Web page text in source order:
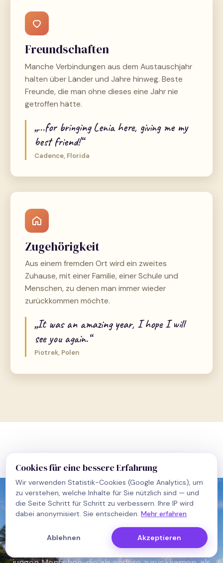
Freundschaften
Manche Verbindungen aus dem Austauschjahr
halten über Länder und Jahre hinweg. Beste
Freunde, die man ohne dieses eine Jahr nie
getroffen hätte.
„...for bringing Lenia here, giving me my
best friend!“
Cadence, Florida
Zugehörigkeit
Aus einem fremden Ort wird ein zweites
Zuhause, mit einer Familie, einer Schule und
Menschen, zu denen man immer wieder
zurückkommen möchte.
„It was an amazing year, I hope I will
see you again.“
Piotrek, Polen
Ein Jahr vergeht.
Erinnerungen bleiben.
Diese Briefe entstanden am letzten Tag, am
Flughafen, im Auto auf dem Weg nach Hause, von
Manon · SIDO School
Jetzt
Cookies für eine bessere Erfahrung
Wir verwenden Statistik-Cookies (Google Analytics), um
zu verstehen, welche Inhalte für Sie nützlich sind — und
die Seite Schritt für Schritt zu verbessern. Ihre IP wird
dabei anonymisiert. Sie entscheiden.Mehr erfahren
Ablehnen Akzeptieren